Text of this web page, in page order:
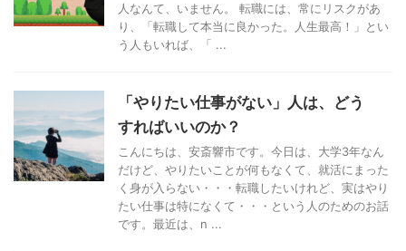
人なんて、いません。 転職には、常にリスクがあ
り、「転職して本当に良かった。人生最高！」とい
う人もいれば、「 ...
「やりたい仕事がない」人は、どう
すればいいのか？
こんにちは、安斎響市です。今日は、大学3年なん
だけど、やりたいことが何もなくて、就活にまった
く身が入らない・・・転職したいけれど、実はやり
たい仕事は特になくて・・・という人のためのお話
です。最近は、n ...